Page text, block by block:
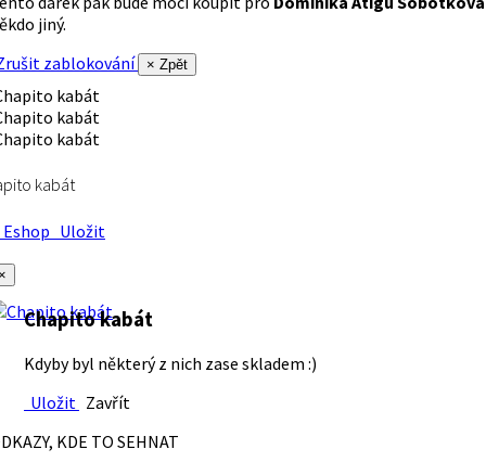
jiný.
zablokování
× Zpět
kabát
Uložit
Chapito kabát
Kdyby byl některý z nich zase skladem :)
Uložit Zavřít
KDE TO SEHNAT